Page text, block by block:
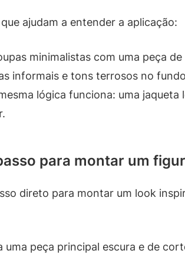
ajudam a entender a aplicação:
minimalistas com uma peça
informais e tons terrosos no
lógica funciona: uma
para montar um
direto para montar um look
uma peça principal escura e de